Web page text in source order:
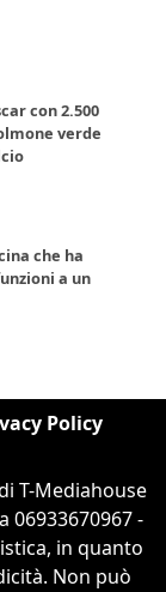
con 2.500
verde
che ha
a un
Policy
T-Mediahouse
06933670967 -
in quanto
Non può